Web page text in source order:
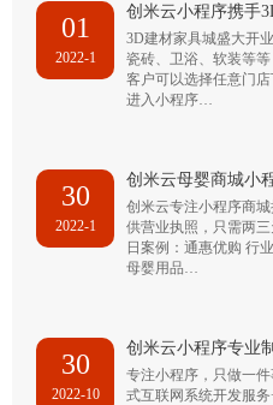
01
2022-1
创米云小程序携手
3D建材家具城盛大开
瓷砖、卫浴、软装等等
客户可以选择任意门
进入小程序…
30
2022-1
创米云母婴商城小
创米云专注小程序商
供营业执照，只需两
日案例：通惠优购 行
母婴用品…
30
2022-10
创米云小程序专业
专注小程序，只做一
式互联网系统开发服